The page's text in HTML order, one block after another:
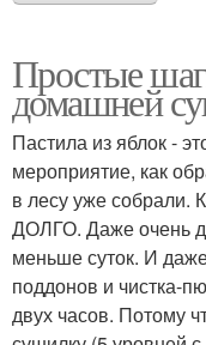
Простые
домашней
Пастила из яблок -
мероприятие, как
в лесу уже собрали.
ДОЛГО. Даже очень
меньше суток. И
поддонов и чистка-
двух часов. Потому